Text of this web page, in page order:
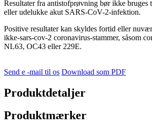
Resultater fra antistofprøvning bør ikke bruges
eller udelukke akut SARS-CoV-2-infektion.
Positive resultater kan skyldes fortid eller
ikke-sars-cov-2 coronavirus-stammer, såsom
NL63, OC43 eller 229E.
Send e -mail til os Download som PDF
Produktdetaljer
Produktmærker